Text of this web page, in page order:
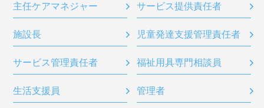
主任ケアマネジャー サービス提供責任者
施設長 児童発達支援管理責任者
サービス管理責任者 福祉用具専門相談員
生活支援員 管理者